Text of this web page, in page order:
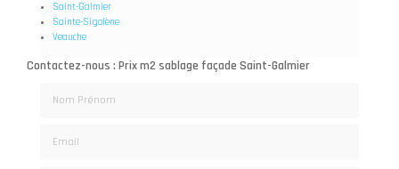
Saint-Galmier
Sainte-Sigolène
Veauche
Contactez-nous : Prix m2 sablage façade Saint-Galmier